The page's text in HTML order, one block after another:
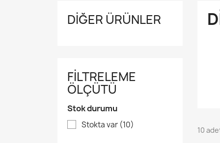
DIĞER ÜRÜNLER
FILTRELEME
ÖLÇÜTÜ
Stok durumu
Stokta var (10)
10